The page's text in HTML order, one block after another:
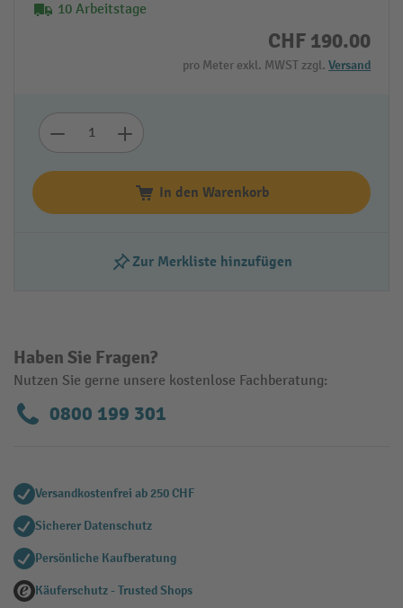
10 Arbeitstage
CHF 190.00
pro Meter exkl. MWST zzgl. Versand
In den Warenkorb
Zur Merkliste hinzufügen
Haben Sie Fragen?
Nutzen Sie gerne unsere kostenlose Fachberatung:
0800 199 301
Versandkostenfrei ab 250 CHF
Sicherer Datenschutz
Persönliche Kaufberatung
Käuferschutz - Trusted Shops